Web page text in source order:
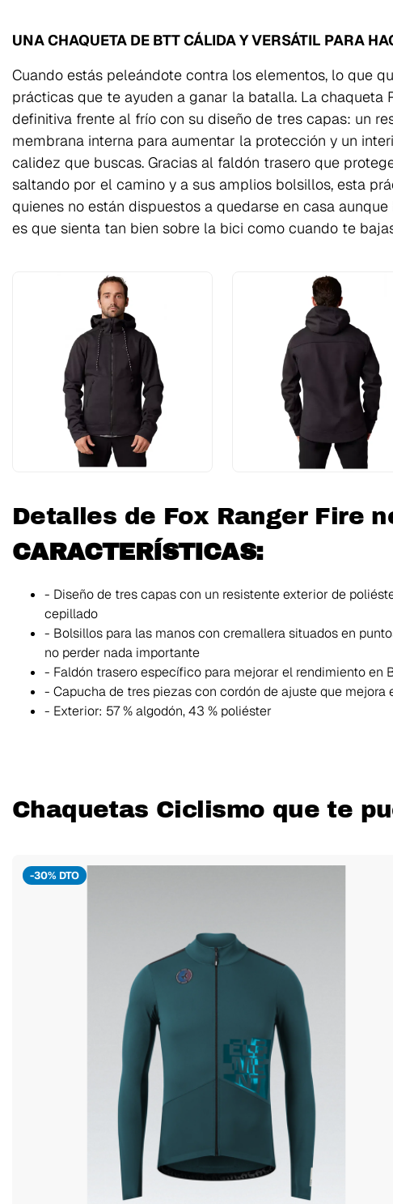
UNA CHAQUETA DE BTT CÁLIDA Y VERSÁTIL PARA
Cuando estás peleándote contra los elementos, lo que
prácticas que te ayuden a ganar la batalla. La chaqueta
definitiva frente al frío con su diseño de tres capas: un
membrana interna para aumentar la protección y un
calidez que buscas. Gracias al faldón trasero que
saltando por el camino y a sus amplios bolsillos, esta
quienes no están dispuestos a quedarse en casa
es que sienta tan bien sobre la bici como cuando te
Detalles de Fox Ranger Fire
CARACTERÍSTICAS:
- Diseño de tres capas con un resistente exterior de
cepillado
- Bolsillos para las manos con cremallera situados en
no perder nada importante
- Faldón trasero específico para mejorar el rendimiento en
- Capucha de tres piezas con cordón de ajuste que
- Exterior: 57 % algodón, 43 % poliéster
Chaquetas Ciclismo que te
-30% DTO